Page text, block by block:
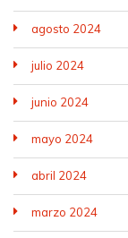
agosto 2024
julio 2024
junio 2024
mayo 2024
abril 2024
marzo 2024